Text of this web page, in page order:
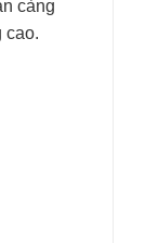
càng
cao.